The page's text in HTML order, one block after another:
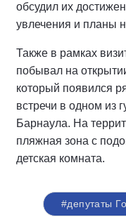
обсудил их
увлечения и планы
Также в рамках
побывал на
который появился
встречи в одном из
Барнаула. На
пляжная зона с
детская комната.
#депутаты